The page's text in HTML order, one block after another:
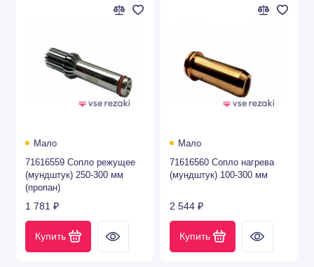
Мало
71616559 Сопло режущее
(мундштук) 250-300 мм
(пропан)
1 781 ₽
Купить
Мало
71616560 Сопло нагрева
(мундштук) 100-300 мм
2 544 ₽
Купить